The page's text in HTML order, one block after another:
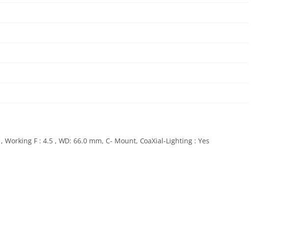
Working F : 4.5 , WD: 66.0 mm, C- Mount, CoaXial-Lighting : Yes